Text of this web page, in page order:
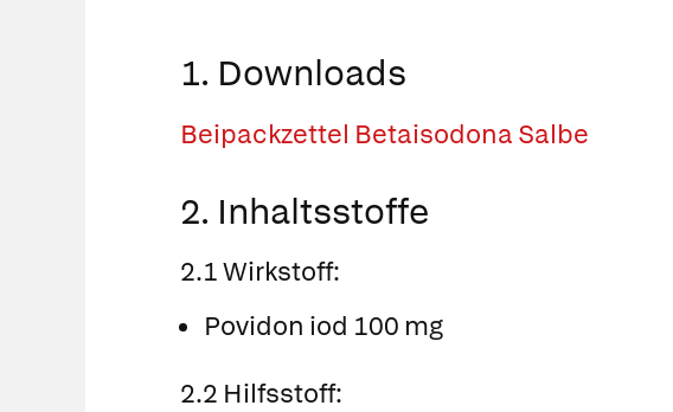
1. Downloads
Beipackzettel Betaisodona Salbe
2. Inhaltsstoffe
2.1 Wirkstoff:
Povidon iod 100 mg
2.2 Hilfsstoff: